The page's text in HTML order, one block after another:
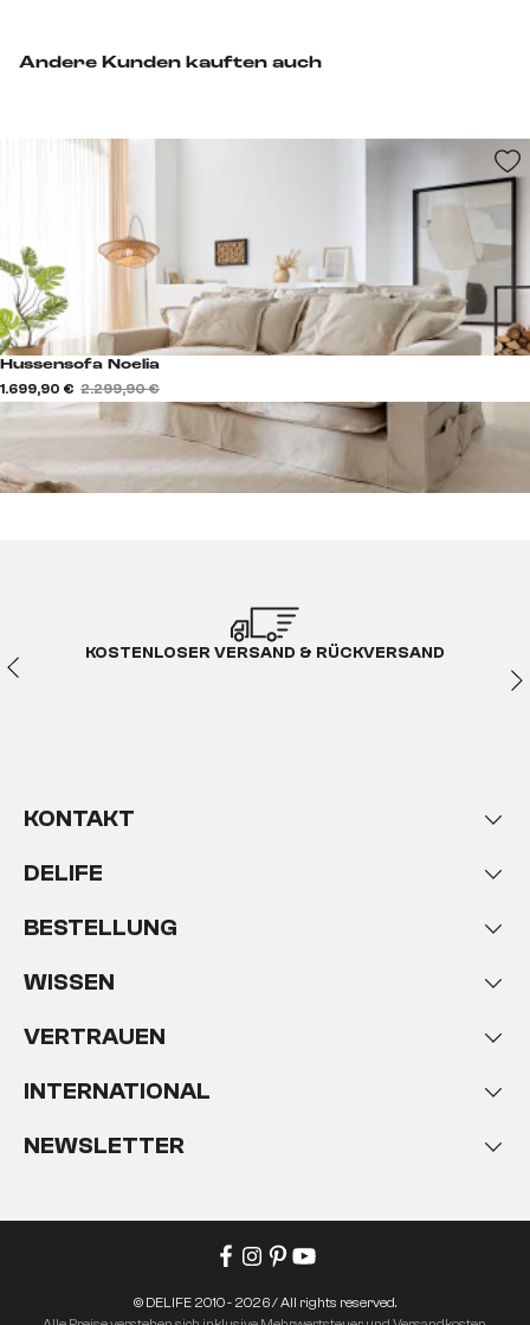
Andere Kunden kauften auch
Hussensofa Noelia
1.699,90 € 2.299,90 €
KOSTENLOSER VERSAND & RÜCKVERSAND
KONTAKT
DELIFE
BESTELLUNG
WISSEN
VERTRAUEN
INTERNATIONAL
NEWSLETTER
© DELIFE 2010 - 2026 / All rights reserved.